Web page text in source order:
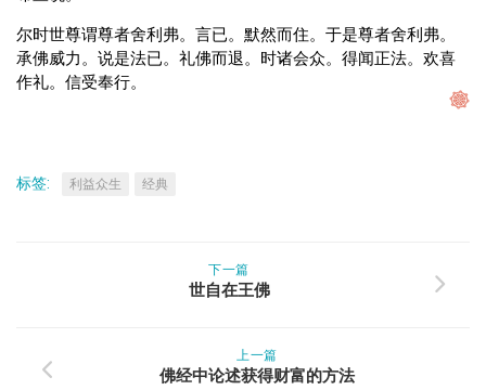
尔时世尊谓尊者舍利弗。言已。默然而住。于是尊者舍利弗。
承佛威力。说是法已。礼佛而退。时诸会众。得闻正法。欢喜
作礼。信受奉行。
标签: 利益众生 经典
下一篇
世自在王佛
上一篇
佛经中论述获得财富的方法